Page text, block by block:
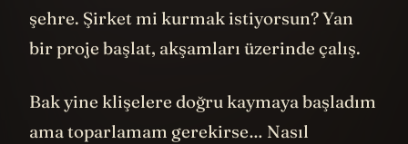
şehre. Şirket mi kurmak istiyorsun? Yan
bir proje başlat, akşamları üzerinde çalış.
Bak yine klişelere doğru kaymaya başladım
ama toparlamam gerekirse… Nasıl